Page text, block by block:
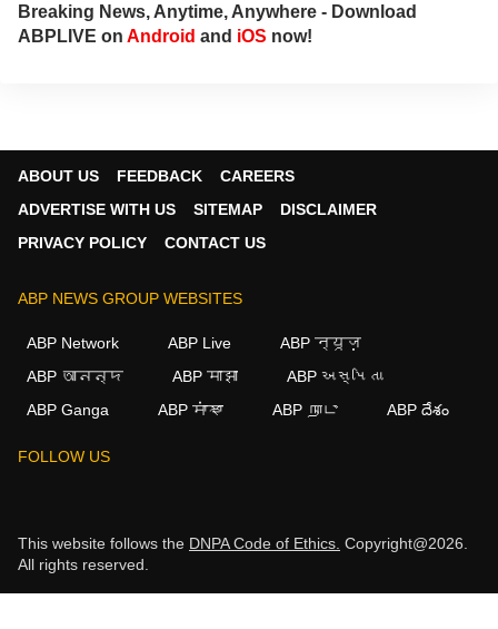
Breaking News, Anytime, Anywhere - Download
ABPLIVE on Android and iOS now!
ABOUT US FEEDBACK
CAREERS
ADVERTISE WITH US
SITEMAP
DISCLAIMER
PRIVACY POLICY
CONTACT US
ABP NEWS GROUP WEBSITES
ABP Network ABP Live
ABP न्यूज़
ABP আনন্দ
ABP माझा
ABP અસ્મિતા
ABP Ganga
ABP ਸਾਂਝਾ ABP நாடு ABP దేశం
FOLLOW US
This website follows the DNPA Code of Ethics. Copyright@2026.
All rights reserved.